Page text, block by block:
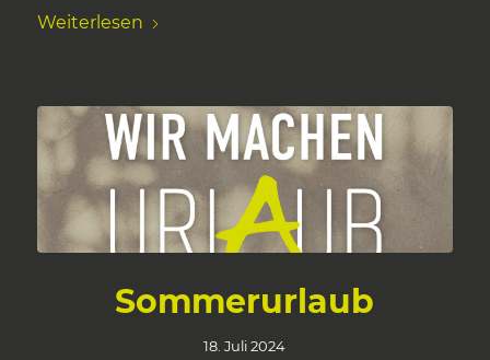
Weiterlesen
Sommerurlaub
18. Juli 2024